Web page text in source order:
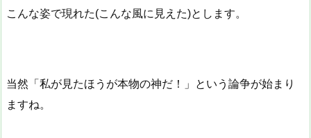
こんな姿で現れた(こんな風に見えた)とします。
当然「私が見たほうが本物の神だ！」という論争が始まり
ますね。